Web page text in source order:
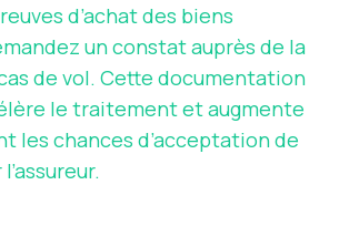
d’achat des biens
un constat auprès de la
de vol. Cette documentation
le traitement et augmente
les chances d’acceptation de